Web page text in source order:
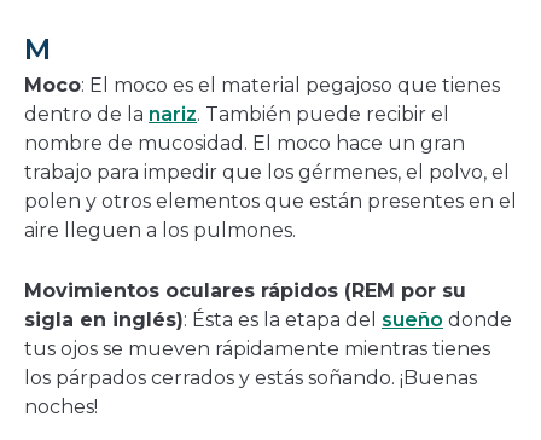
M
Moco: El moco es el material pegajoso que tienes
dentro de la nariz. También puede recibir el
nombre de mucosidad. El moco hace un gran
trabajo para impedir que los gérmenes, el polvo, el
polen y otros elementos que están presentes en el
aire lleguen a los pulmones.
Movimientos oculares rápidos (REM por su
sigla en inglés): Ésta es la etapa del sueño donde
tus ojos se mueven rápidamente mientras tienes
los párpados cerrados y estás soñando. ¡Buenas
noches!